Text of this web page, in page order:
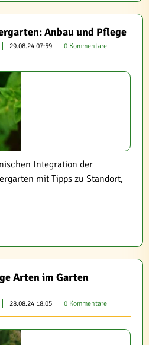
Anbau und Pflege
29.08.24 07:59 0 Kommentare
Integration der
mit Tipps zu Standort,
Arten im Garten
28.08.24 18:05 0 Kommentare